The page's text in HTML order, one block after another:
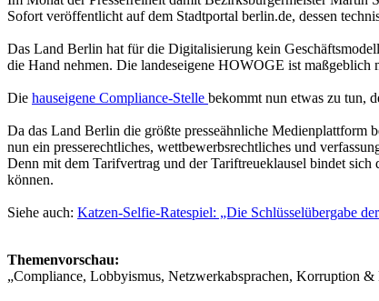
Sofort veröffentlicht auf dem Stadtportal berlin.de, dessen
Das Land Berlin hat für die Digitalisierung kein
die Hand nehmen. Die landeseigene HOWOGE ist
Die hauseigene Compliance-Stelle bekommt nun etwas zu tun,
Da das Land Berlin die größte presseähnliche Medienplattform
nun ein presserechtliches, wettbewerbsrechtliches und
Denn mit dem Tarifvertrag und der Tariftreueklausel bindet
können.
Siehe auch: Katzen-Selfie-Ratespiel: „Die Schlüsselübergabe
Themenvorschau:
„Compliance, Lobbyismus, Netzwerkabsprachen, Korruption